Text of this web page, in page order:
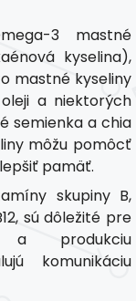
3 mastné
kyselina),
mastné kyseliny
a niektorých
semienka a chia
môžu pomôcť
pamäť.
skupiny B,
sú dôležité pre
a produkciu
komunikáciu